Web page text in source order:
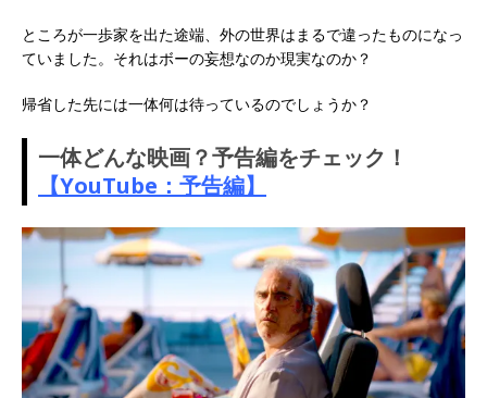
ところが一歩家を出た途端、外の世界はまるで違ったものになっ
ていました。それはボーの妄想なのか現実なのか？
帰省した先には一体何は待っているのでしょうか？
一体どんな映画？予告編をチェック！
【YouTube：予告編】